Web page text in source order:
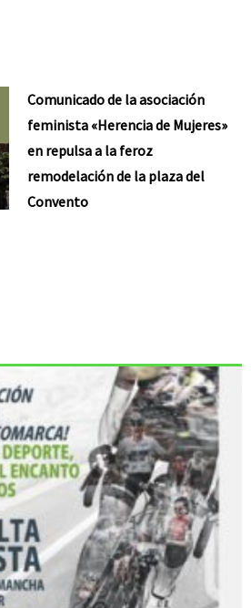
Comunicado de la asociación
feminista «Herencia de Mujeres»
en repulsa a la feroz
remodelación de la plaza del
Convento